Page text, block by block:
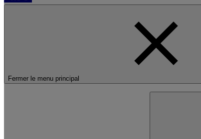
Fermer le menu principal